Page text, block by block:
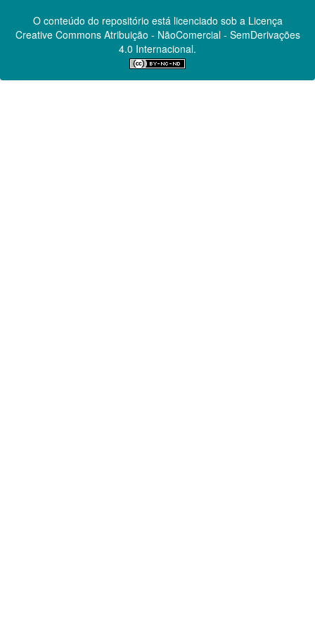
O conteúdo do repositório está licenciado sob a Licença
Creative CommonsAtribuição - NãoComercial - SemDerivações
4.0 Internacional.